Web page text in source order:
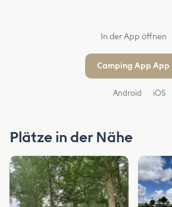
In der App öffnen
Camping App App
Android iOS
Plätze in der Nähe